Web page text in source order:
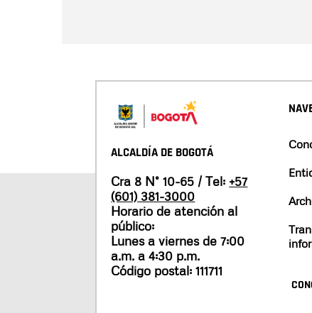
ALCALDÍA DE BOGOTÁ
Cra 8 N° 10-65 / Tel: +57
(601) 381-3000
Horario de atención al
público:
Lunes a viernes de 7:00
a.m. a 4:30 p.m.
Código postal: 111711